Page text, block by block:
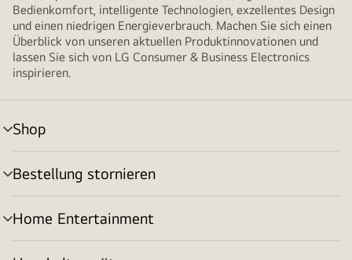
Bedienkomfort, intelligente Technologien, exzellentes Design
und einen niedrigen Energieverbrauch. Machen Sie sich einen
Überblick von unseren aktuellen Produktinnovationen und
lassen Sie sich von LG Consumer & Business Electronics
inspirieren.
Shop
Menü
umschalten
Bestellung stornieren
Menü
umschalten
Home Entertainment
Menü
umschalten